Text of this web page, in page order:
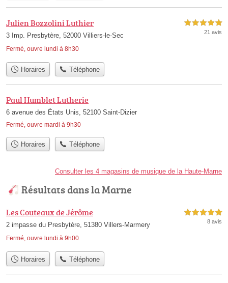
Julien Bozzolini Luthier
3 Imp. Presbytère, 52000 Villiers-le-Sec
Fermé, ouvre lundi à 8h30
5,0 étoiles sur 5
21 avis
Horaires Téléphone
Paul Humblet Lutherie
6 avenue des États Unis, 52100 Saint-Dizier
Fermé, ouvre mardi à 9h30
Horaires Téléphone
Consulter les 4 magasins de musique de la Haute-Marne
Résultats dans la Marne
Les Couteaux de Jérôme
2 impasse du Presbytère, 51380 Villers-Marmery
Fermé, ouvre lundi à 9h00
5,0 étoiles sur 5
8 avis
Horaires Téléphone